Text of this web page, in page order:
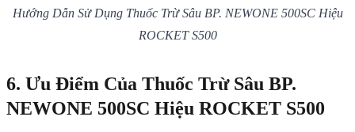
Hướng Dẫn Sử Dụng Thuốc Trừ Sâu BP. NEWONE 500SC Hiệu
ROCKET S500
6. Ưu Điểm Của Thuốc Trừ Sâu BP.
NEWONE 500SC Hiệu ROCKET S500